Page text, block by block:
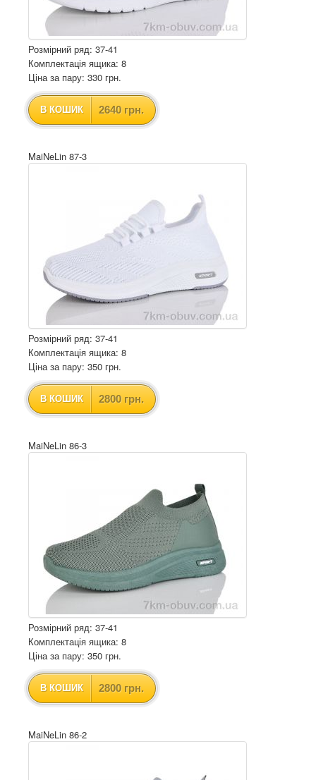
Розмірний ряд: 37-41
Комплектація ящика: 8
Ціна за пару: 330 грн.
В КОШИК 2640 грн.
MaiNeLin 87-3
Розмірний ряд: 37-41
Комплектація ящика: 8
Ціна за пару: 350 грн.
В КОШИК 2800 грн.
MaiNeLin 86-3
Розмірний ряд: 37-41
Комплектація ящика: 8
Ціна за пару: 350 грн.
В КОШИК 2800 грн.
MaiNeLin 86-2